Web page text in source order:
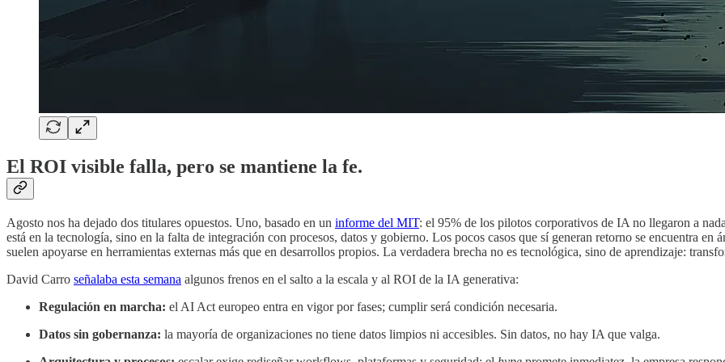
El ROI visible falla, pero se mantiene la fe.
Agosto nos ha dejado dos titulares opuestos. Uno, basado en un informe del MIT: el 95% de los pilotos corporativos de IA no llegaron a
está en la tecnología, sino en la falta de integración con procesos, datos y gobierno. Los pocos casos que sí generan retorno se encuentra
suelen apoyarse en herramientas externas más que en desarrollos propios. La verdadera brecha no es tecnológica, sino de aprendizaje:
David Carro señalaba esta semana algunos frenos en el salto a la escala y al ROI de la IA generativa:
Regulación en marcha: el AI Act europeo entra en vigor por fases; cumplir será condición necesaria.
Datos sin gobernanza: la mayoría de organizaciones no tiene datos limpios ni accesibles. Sin datos, no hay IA que valga.